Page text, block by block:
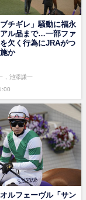
チギレ」騒動に福永
ル品まで…一部ファ
欠く行為にJRAがつ
か
池添謙一
ルフェーヴル「サン